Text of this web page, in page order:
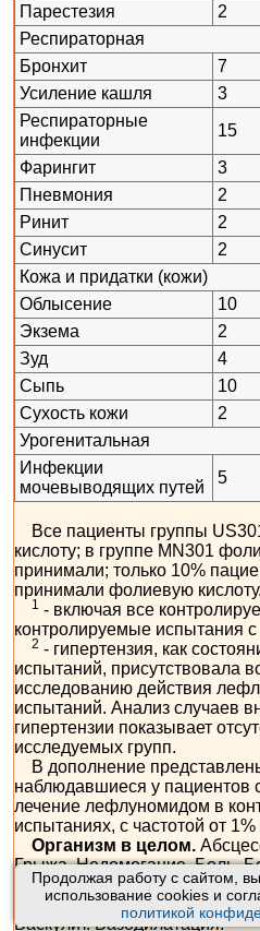
Продолжая работу с сайтом,
использование сookies и
политикой
Парестезия
2
Респираторная
Бронхит
7
Усиление кашля
3
Респираторные
инфекции
15
Фарингит
3
Пневмония
2
Ринит
2
Синусит
2
Кожа и придатки (кожи)
Облысение
10
Экзема
2
Зуд
4
Сыпь
10
Сухость кожи
2
Урогенитальная
Инфекции
мочевыводящих путей
5
Все пациенты группы
кислоту; в группе MN301
принимали; только 10%
принимали фолиевую кислоту.
1 - включая все
контролируемые испытания
2 - гипертензия, как
испытаний, присутствовала
исследованию действия
испытаний. Анализ случаев
гипертензии показывает
исследуемых групп.
В дополнение
наблюдавшиеся у пациентов
лечение лефлуномидом в
испытаниях, с частотой от
Организм в целом.
Грыжа. Недомогание. Боль.
Сердечно-сосудистая
Мигрень. Сердцебиение.
Васкулит. Вазодилатация.